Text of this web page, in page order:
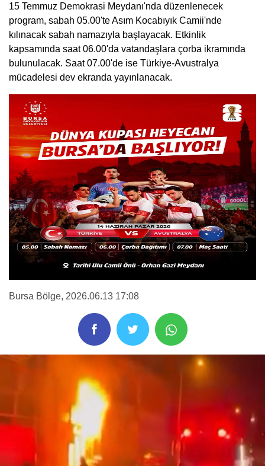
15 Temmuz Demokrasi Meydanı'nda düzenlenecek
program, sabah 05.00'te Asım Kocabıyık Camii'nde
kılınacak sabah namazıyla başlayacak. Etkinlik
kapsamında saat 06.00'da vatandaşlara çorba ikramında
bulunulacak. Saat 07.00'de ise Türkiye-Avustralya
mücadelesi dev ekranda yayınlanacak.
Bursa Bölge, 2026.06.13 17:08